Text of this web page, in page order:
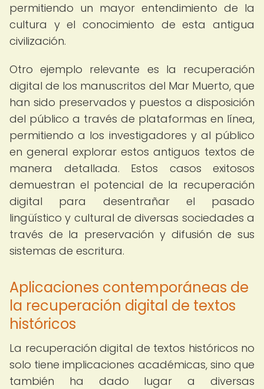
permitiendo un mayor entendimiento de la
cultura y el conocimiento de esta antigua
civilización.
Otro ejemplo relevante es la recuperación
digital de los manuscritos del Mar Muerto, que
han sido preservados y puestos a disposición
del público a través de plataformas en línea,
permitiendo a los investigadores y al público
en general explorar estos antiguos textos de
manera detallada. Estos casos exitosos
demuestran el potencial de la recuperación
digital para desentrañar el pasado
lingüístico y cultural de diversas sociedades a
través de la preservación y difusión de sus
sistemas de escritura.
Aplicaciones contemporáneas de
la recuperación digital de textos
históricos
La recuperación digital de textos históricos no
solo tiene implicaciones académicas, sino que
también ha dado lugar a diversas